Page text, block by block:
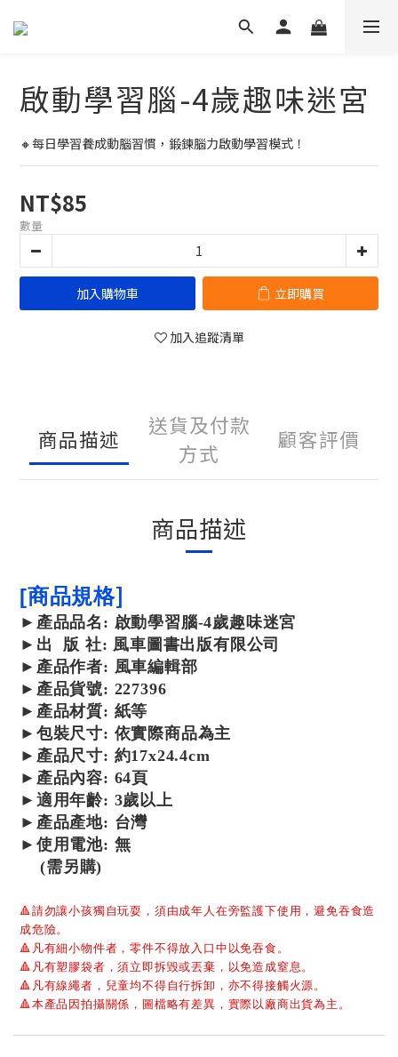
啟動學習腦-4歲趣味迷宮
🔸每日學習養成動腦習慣，鍛鍊腦力啟動學習模式！
NT$85
數量
加入購物車 立即購買
加入追蹤清單
商品描述
送貨及付款
方式
顧客評價
商品描述
[商品規格]
► 產品品名: 啟動學習腦-4歲趣味迷宮
► 出 版 社: 風車圖書出版有限公司
► 產品作者: 風車編輯部
► 產品貨號: 227396
► 產品材質: 紙等
►包裝尺寸: 依實際商品為主
►產品尺寸: 約17x24.4cm
►產品內容: 64頁
►適用年齡: 3歲以上
►產品產地: 台灣
►使用電池: 無
(需另購)
🔺請勿讓小孩獨自玩耍，須由成年人在旁監護下使用，避免吞食造
成危險。
🔺 凡有細小物件者，零件不得放入口中以免吞食。
🔺 凡有塑膠袋者，須立即拆毀或丟棄，以免造成窒息。
🔺 凡有線繩者，兒童均不得自行拆卸，亦不得接觸火源。
🔺本產品因拍攝關係，圖檔略有差異，實際以廠商出貨為主。